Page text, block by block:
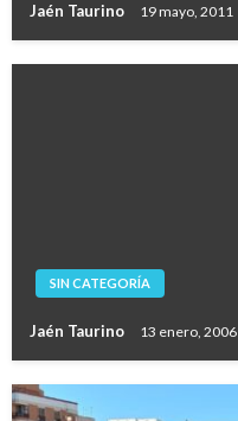
Jaén Taurino 19 mayo, 2011
SIN CATEGORÍA
Jaén Taurino 13 enero, 2006